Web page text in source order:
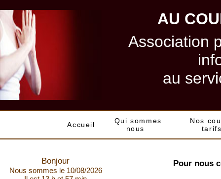
AU
Association
au
Accueil
Qui sommes
nous
Nos
Bonjour
Nous sommes le 10/08/2026
Pour nous